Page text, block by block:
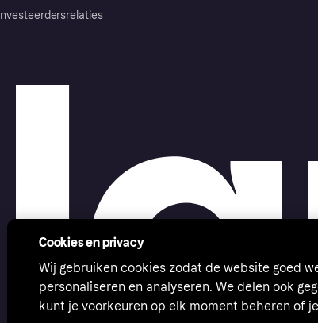
Investeerdersrelaties
Cookies en privacy
Wij gebruiken cookies zodat de website goed
personaliseren en analyseren. We delen ook
kunt je voorkeuren op elk moment beheren of